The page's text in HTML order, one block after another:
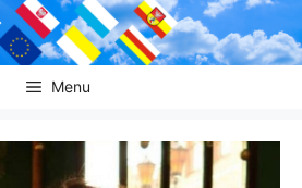
Menu